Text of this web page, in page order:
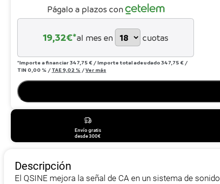
Págalo a plazos con
19,32€*al mes en cuotas
*Importe a financiar347,75 € / Importe total adeudado347,75 € /
TIN 0,00 % / TAE 9,02 % /Ver más
Envío gratis
desde 300€
Descripción
El QSINE mejora la señal de CA en un sistema de